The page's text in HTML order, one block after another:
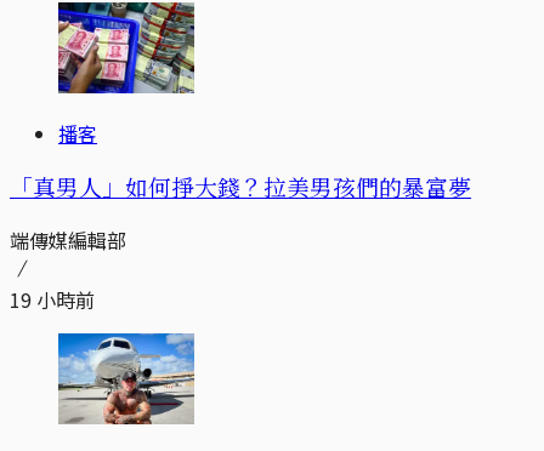
播客
「真男人」如何掙大錢？拉美男孩們的暴富夢
端傳媒編輯部
19 小時前